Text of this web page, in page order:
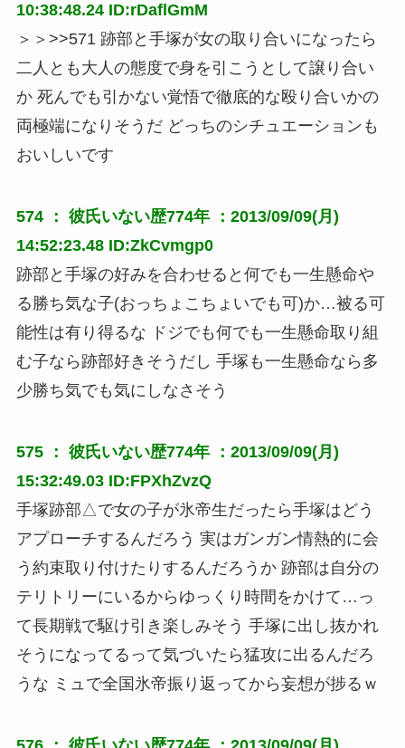
10:38:48.24 ID:rDaflGmM
＞＞>>571 跡部と手塚が女の取り合いになったら
二人とも大人の態度で身を引こうとして譲り合い
か 死んでも引かない覚悟で徹底的な殴り合いかの
両極端になりそうだ どっちのシチュエーションも
おいしいです
574 ： 彼氏いない歴774年
：2013/09/09(月)
14:52:23.48 ID:ZkCvmgp0
跡部と手塚の好みを合わせると何でも一生懸命や
る勝ち気な子(おっちょこちょいでも可)か…被る可
能性は有り得るな ドジでも何でも一生懸命取り組
む子なら跡部好きそうだし 手塚も一生懸命なら多
少勝ち気でも気にしなさそう
575 ： 彼氏いない歴774年
：2013/09/09(月)
15:32:49.03 ID:FPXhZvzQ
手塚跡部△で女の子が氷帝生だったら手塚はどう
アプローチするんだろう 実はガンガン情熱的に会
う約束取り付けたりするんだろうか 跡部は自分の
テリトリーにいるからゆっくり時間をかけて…っ
て長期戦で駆け引き楽しみそう 手塚に出し抜かれ
そうになってるって気づいたら猛攻に出るんだろ
うな ミュで全国氷帝振り返ってから妄想が捗るｗ